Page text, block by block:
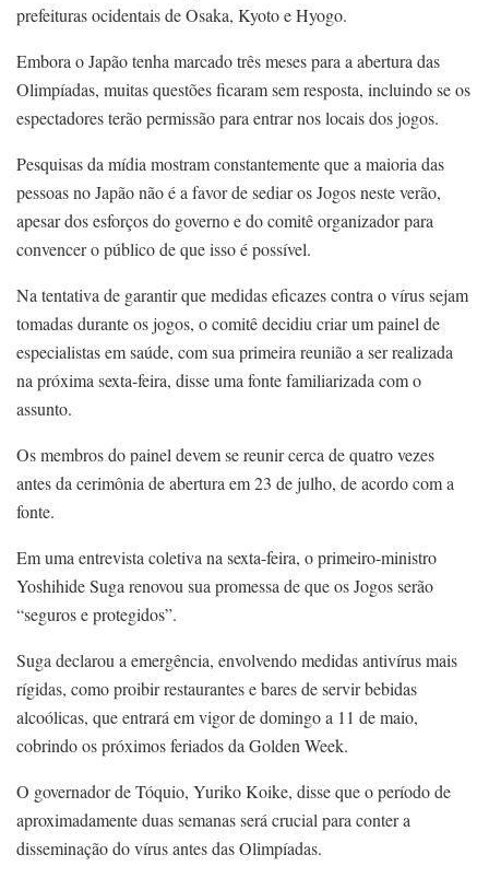
prefeituras ocidentais de Osaka, Kyoto e Hyogo.
Embora o Japão tenha marcado três meses para a abertura das
Olimpíadas, muitas questões ficaram sem resposta, incluindo se os
espectadores terão permissão para entrar nos locais dos jogos.
Pesquisas da mídia mostram constantemente que a maioria das
pessoas no Japão não é a favor de sediar os Jogos neste verão,
apesar dos esforços do governo e do comitê organizador para
convencer o público de que isso é possível.
Na tentativa de garantir que medidas eficazes contra o vírus sejam
tomadas durante os jogos, o comitê decidiu criar um painel de
especialistas em saúde, com sua primeira reunião a ser realizada
na próxima sexta-feira, disse uma fonte familiarizada com o
assunto.
Os membros do painel devem se reunir cerca de quatro vezes
antes da cerimônia de abertura em 23 de julho, de acordo com a
fonte.
Em uma entrevista coletiva na sexta-feira, o primeiro-ministro
Yoshihide Suga renovou sua promessa de que os Jogos serão
“seguros e protegidos”.
Suga declarou a emergência, envolvendo medidas antivírus mais
rígidas, como proibir restaurantes e bares de servir bebidas
alcoólicas, que entrará em vigor de domingo a 11 de maio,
cobrindo os próximos feriados da Golden Week.
O governador de Tóquio, Yuriko Koike, disse que o período de
aproximadamente duas semanas será crucial para conter a
disseminação do vírus antes das Olimpíadas.